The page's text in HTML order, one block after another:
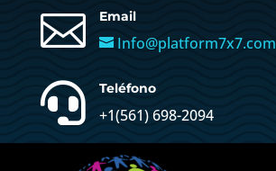
 Email
Info@platform7x7.com
 Teléfono
+1(561) 698-2094